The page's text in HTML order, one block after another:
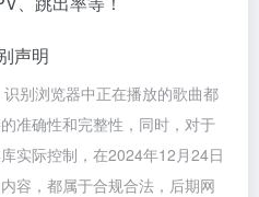
声明
别浏览器中正在播放的歌曲都
准确性和完整性，同时，对于
实际控制，在2024年12月24日
容，都属于合规合法，后期网